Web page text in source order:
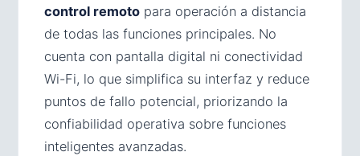
control remoto para operación a distancia
de todas las funciones principales. No
cuenta con pantalla digital ni conectividad
Wi-Fi, lo que simplifica su interfaz y reduce
puntos de fallo potencial, priorizando la
confiabilidad operativa sobre funciones
inteligentes avanzadas.